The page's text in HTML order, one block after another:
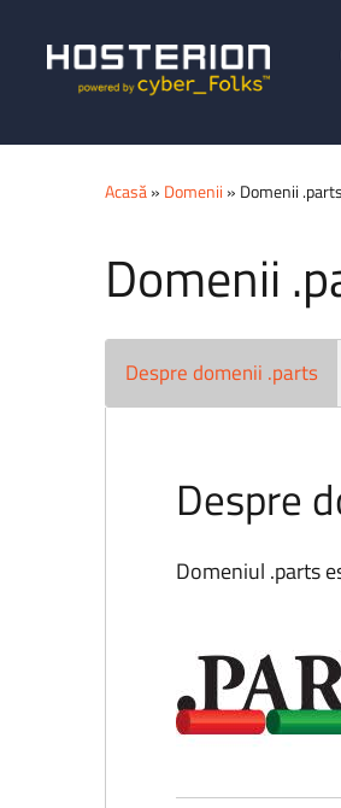
Acasă» Domenii » Domenii .parts
Domenii
Despre domenii .parts
Despre
Domeniul .parts